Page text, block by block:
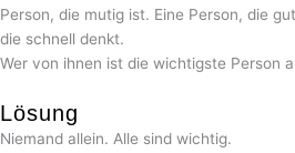
Person, die mutig ist. Eine Person, die
die schnell denkt.
Wer von ihnen ist die wichtigste Person
Lösung
Niemand allein. Alle sind wichtig.